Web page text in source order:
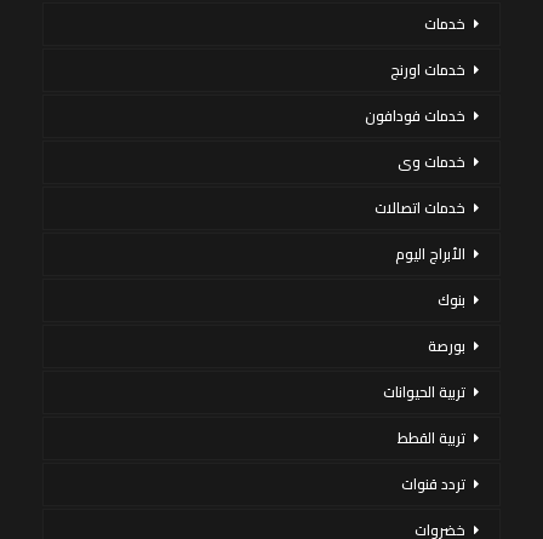
خدمات
خدمات اورنج
خدمات فودافون
خدمات وى
خدمات اتصالات
الأبراج اليوم
بنوك
بورصة
تربية الحيوانات
تربية القطط
تردد قنوات
خضروات